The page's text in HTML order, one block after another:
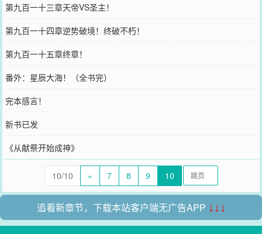
第九百一十三章天帝VS圣主！
第九百一十四章逆势破境！终破不朽！
第九百一十五章终章！
番外：星辰大海！（全书完）
完本感言！
新书已发
《从献祭开始成神》
10/10 « 7 8 9 10
追看新章节，下载本站客户端无广告APP ↓↓↓